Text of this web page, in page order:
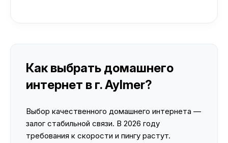
Как выбрать домашнего
интернет в г. Aylmer?
Выбор качественного домашнего интернета —
залог стабильной связи. В 2026 году
требования к скорости и пингу растут.